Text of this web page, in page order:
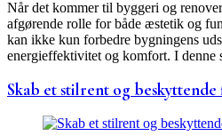
Når det kommer til byggeri og
afgørende rolle for både æstetik og
kan ikke kun forbedre bygningens
energieffektivitet og komfort. I
Skab et stilrent og